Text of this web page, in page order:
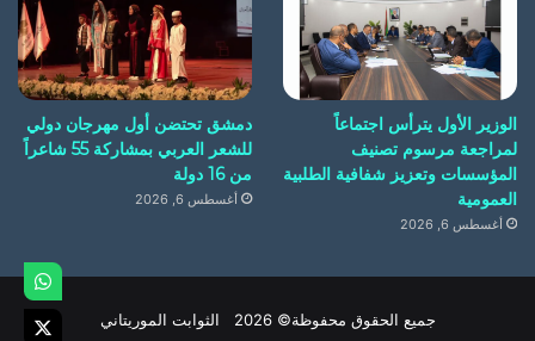
الوزير الأول يترأس اجتماعاً
لمراجعة مرسوم تصنيف
المؤسسات وتعزيز شفافية الطلبية
العمومية
أغسطس 6, 2026
دمشق تحتضن أول مهرجان دولي
للشعر العربي بمشاركة 55 شاعراً
من 16 دولة
أغسطس 6, 2026
جميع الحقوق محفوظة© 2026 الثوابت الموريتاني